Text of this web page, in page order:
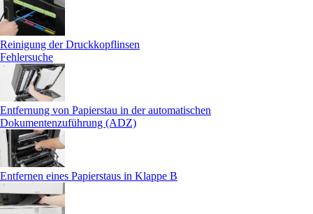
Reinigung der Druckkopflinsen
Fehlersuche
Entfernung von Papierstau in der automatischen
Dokumentenzuführung (ADZ)
Entfernen eines Papierstaus in Klappe B